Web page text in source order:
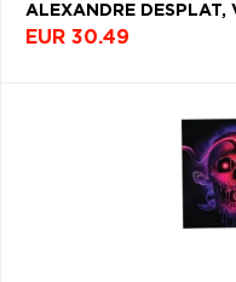
EUR 30.49